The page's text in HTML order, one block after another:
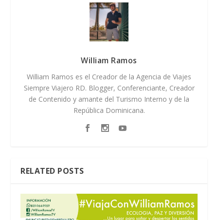
William Ramos
William Ramos es el Creador de la Agencia de Viajes
Siempre Viajero RD. Blogger, Conferenciante, Creador
de Contenido y amante del Turismo Interno y de la
República Dominicana.
RELATED POSTS